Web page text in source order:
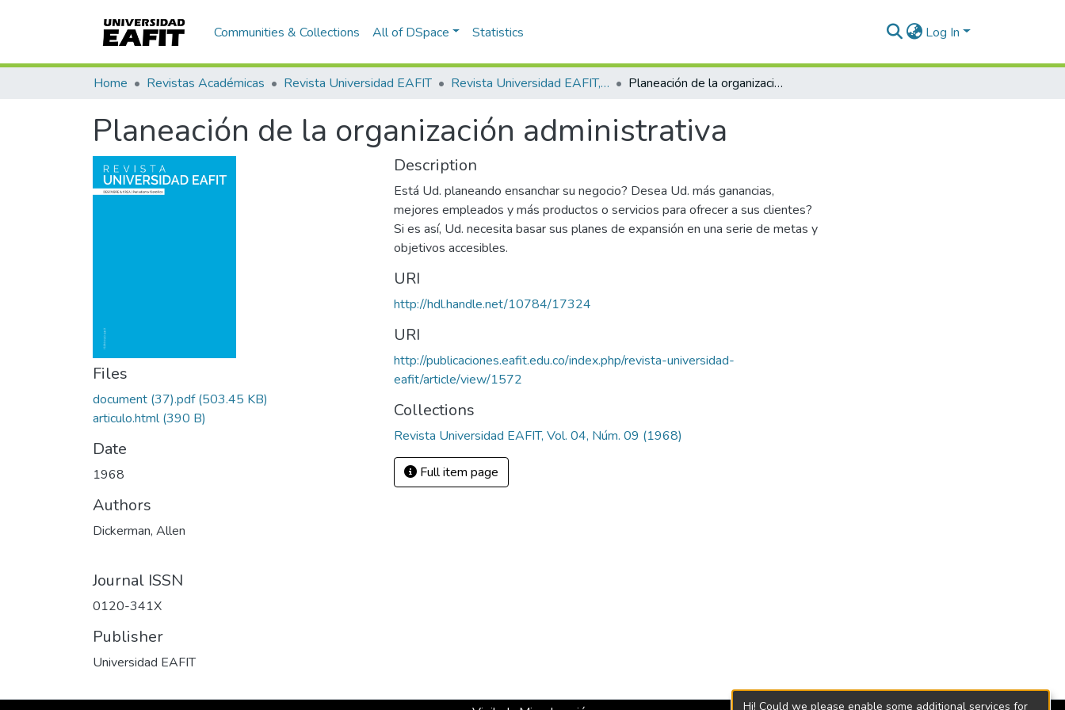
Communities & Collections All of DSpace Statistics Log In
Home Revistas Académicas Revista Universidad EAFIT Revista Universidad EAFIT, Vol. 04, Núm. 09 (1968) Planeación de la organización administrativa
Planeación de la organización administrativa
Files
document (37).pdf(503.45 KB)
articulo.html(390 B)
Date
1968
Authors
Dickerman, Allen
Journal ISSN
0120-341X
Publisher
Universidad EAFIT
Description
Está Ud. planeando ensanchar su negocio? Desea Ud. más ganancias,
mejores empleados y más productos o servicios para ofrecer a sus clientes?
Si es así, Ud. necesita basar sus planes de expansión en una serie de metas y
objetivos accesibles.
URI
http://hdl.handle.net/10784/17324
URI
http://publicaciones.eafit.edu.co/index.php/revista-universidad-
eafit/article/view/1572
Collections
Revista Universidad EAFIT, Vol. 04, Núm. 09 (1968)
Full item page
Hi! Could we please enable some additional services for